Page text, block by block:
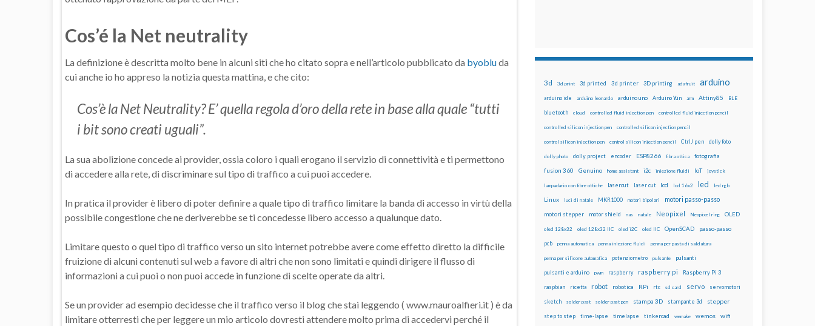
Cos’é la Net neutrality
La definizione è descritta molto bene in alcuni siti che ho citato sopra e nell’articolo pubblicato da byobluda
cui anche io ho appreso la notizia questa mattina, e che cito:
Cos’è la Net Neutrality? E’ quella regola d’oro della rete in base alla quale “tutti
i bit sono creati uguali”.
La sua abolizione concede ai provider, ossia coloro i quali erogano il servizio di connettività e ti permettono
di accedere alla rete, di discriminare sul tipo di traffico a cui puoi accedere.
In pratica il provider è libero di poter definire a quale tipo di traffico limitare la banda di accesso in virtù della
possibile congestione che ne deriverebbe se ti concedesse libero accesso a qualunque dato.
Limitare questo o quel tipo di traffico verso un sito internet potrebbe avere come effetto diretto la difficile
fruizione di alcuni contenuti sul web a favore di altri che non sono limitati e quindi dirigere il flusso di
informazioni a cui puoi o non puoi accede in funzione di scelte operate da altri.
Se un provider ad esempio decidesse che il traffico verso il blog che stai leggendo ( www.mauroalfieri.it ) è da
limitare otterresti che per leggere un mio articolo dovresti attendere molto prima di accedervi perché il
3d 3d print 3d printed 3d printer 3D printing adafruit arduino
arduino ide arduino leonardo arduino uno Arduino Yún arm Attiny85 BLE
bluetooth cloud controlled fluid injection pen controlled fluid injection pencil
controlled silicon injection pen controlled silicon injection pencil
control silicon injection pen control silicon injection pencil CtrlJ pen dolly foto
dolly photo dolly project encoder ESP8266 fibra ottica fotografia
fusion 360 Genuino home assistant i2c iniezione fluidi IoT joystick
lampadario con fibre ottiche lasercut laser cut lcd lcd 16x2 led led rgb
Linux luci di natale MKR1000 motori bipolari motori passo-passo
motori stepper motor shield nas natale Neopixel Neopixel ring OLED
oled 128x32 oled 128x32 IIC oled i2C oled IIC OpenSCAD passo-passo
pcb penna automatica penna iniezione fluidi penna per pasta di saldatura
penna per silicone automatica potenziometro pulsante pulsanti
pulsanti e arduino pwm raspberry raspberry pi Raspberry Pi 3
raspbian ricetta robot robotica RPi rtc sd card servo servomotori
sketch solder past solder past pen stampa 3D stampante 3d stepper
step to step time-lapse timelapse tinkercad wemake wemos wifi